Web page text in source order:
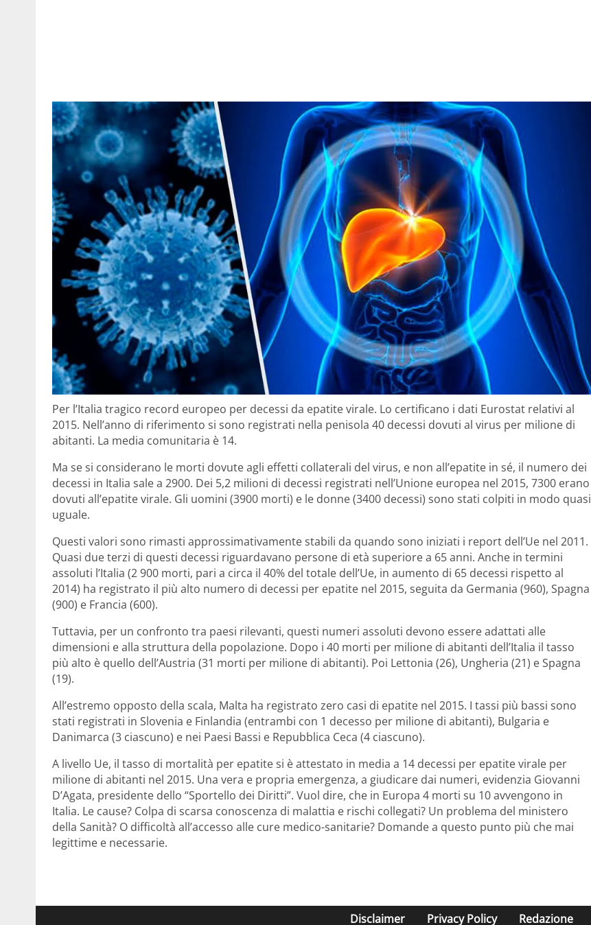
Per l’Italia tragico record europeo per decessi da epatite virale. Lo certificano i dati Eurostat relativi al
2015. Nell’anno di riferimento si sono registrati nella penisola 40 decessi dovuti al virus per milione di
abitanti. La media comunitaria è 14.
Ma se si considerano le morti dovute agli effetti collaterali del virus, e non all’epatite in sé, il numero dei
decessi in Italia sale a 2900. Dei 5,2 milioni di decessi registrati nell’Unione europea nel 2015, 7300 erano
dovuti all’epatite virale. Gli uomini (3900 morti) e le donne (3400 decessi) sono stati colpiti in modo quasi
uguale.
Questi valori sono rimasti approssimativamente stabili da quando sono iniziati i report dell’Ue nel 2011.
Quasi due terzi di questi decessi riguardavano persone di età superiore a 65 anni. Anche in termini
assoluti l’Italia (2 900 morti, pari a circa il 40% del totale dell’Ue, in aumento di 65 decessi rispetto al
2014) ha registrato il più alto numero di decessi per epatite nel 2015, seguita da Germania (960), Spagna
(900) e Francia (600).
Tuttavia, per un confronto tra paesi rilevanti, questi numeri assoluti devono essere adattati alle
dimensioni e alla struttura della popolazione. Dopo i 40 morti per milione di abitanti dell’Italia il tasso
più alto è quello dell’Austria (31 morti per milione di abitanti). Poi Lettonia (26), Ungheria (21) e Spagna
(19).
All’estremo opposto della scala, Malta ha registrato zero casi di epatite nel 2015. I tassi più bassi sono
stati registrati in Slovenia e Finlandia (entrambi con 1 decesso per milione di abitanti), Bulgaria e
Danimarca (3 ciascuno) e nei Paesi Bassi e Repubblica Ceca (4 ciascuno).
A livello Ue, il tasso di mortalità per epatite si è attestato in media a 14 decessi per epatite virale per
milione di abitanti nel 2015. Una vera e propria emergenza, a giudicare dai numeri, evidenzia Giovanni
D’Agata, presidente dello “Sportello dei Diritti”. Vuol dire, che in Europa 4 morti su 10 avvengono in
Italia. Le cause? Colpa di scarsa conoscenza di malattia e rischi collegati? Un problema del ministero
della Sanità? O difficoltà all’accesso alle cure medico-sanitarie? Domande a questo punto più che mai
legittime e necessarie.
Disclaimer Privacy Policy Redazione